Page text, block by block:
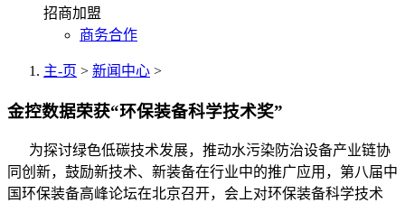
招商加盟
商务合作
主-页 > 新闻中心 >
金控数据荣获“环保装备科学技术奖”
为探讨绿色低碳技术发展，推动水污染防治设备产业链协
同创新，鼓励新技术、新装备在行业中的推广应用，第八届中
国环保装备高峰论坛在北京召开，会上对环保装备科学技术